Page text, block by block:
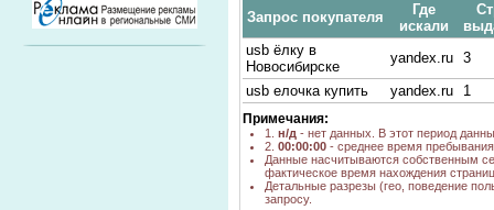
Запрос покупателя
Где
искали
usb ёлку в
Новосибирске
yandex.ru 3
usb елочка купить
yandex.ru 1
Примечания:
1. н/д - нет данных. В этот период
2. 00:00:00 - среднее время
Данные насчитываются собственным
фактическое время нахождения
Детальные разрезы (гео, поведение
запросу.